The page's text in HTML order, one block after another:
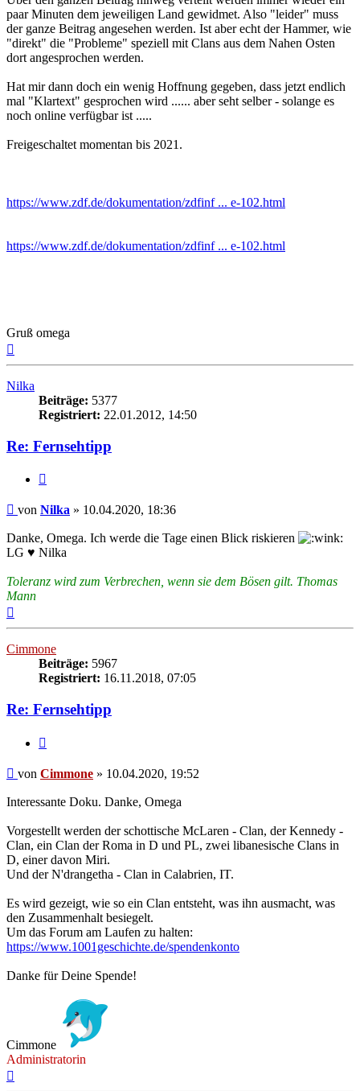
paar Minuten dem jeweiligen Land gewidmet. Also "leider" muss
der ganze Beitrag angesehen werden. Ist aber echt der Hammer, wie
"direkt" die "Probleme" speziell mit Clans aus dem Nahen Osten
dort angesprochen werden.
Hat mir dann doch ein wenig Hoffnung gegeben, dass jetzt endlich
mal "Klartext" gesprochen wird ...... aber seht selber - solange es
noch online verfügbar ist .....
Freigeschaltet momentan bis 2021.
https://www.zdf.de/dokumentation/zdfinf ... e-102.html
https://www.zdf.de/dokumentation/zdfinf ... e-102.html
Gruß omega
Nilka
Beiträge: 5377
Registriert: 22.01.2012, 14:50
Re: Fernsehtipp
Beitrag
von Nilka » 10.04.2020, 18:36
Danke, Omega. Ich werde die Tage einen Blick riskieren
LG ♥ Nilka
Toleranz wird zum Verbrechen, wenn sie dem Bösen gilt. Thomas
Mann
Cimmone
Beiträge: 5967
Registriert: 16.11.2018, 07:05
Re: Fernsehtipp
Beitrag
von Cimmone » 10.04.2020, 19:52
Interessante Doku. Danke, Omega
Vorgestellt werden der schottische McLaren - Clan, der Kennedy -
Clan, ein Clan der Roma in D und PL, zwei libanesische Clans in
D, einer davon Miri.
Und der N'drangetha - Clan in Calabrien, IT.
Es wird gezeigt, wie so ein Clan entsteht, was ihn ausmacht, was
den Zusammenhalt besiegelt.
Um das Forum am Laufen zu halten:
https://www.1001geschichte.de/spendenkonto
Danke für Deine Spende!
Cimmone
Administratorin